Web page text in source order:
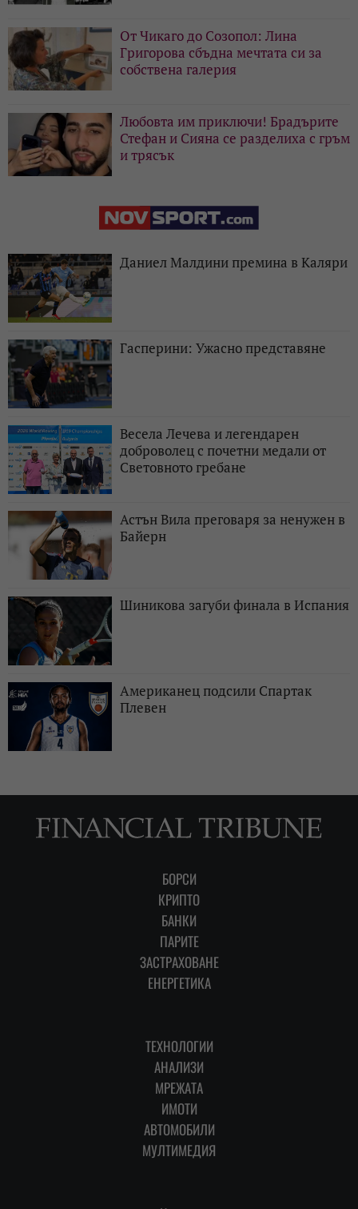
От Чикаго до Созопол: Лина
Григорова сбъдна мечтата си за
собствена галерия
Любовта им приключи! Брадърите
Стефан и Сияна се разделиха с гръм
и трясък
Даниел Малдини премина в Каляри
Гасперини: Ужасно представяне
Весела Лечева и легендарен
доброволец с почетни медали от
Световното гребане
Астън Вила преговаря за ненужен в
Байерн
Шиникова загуби финала в Испания
Американец подсили Спартак
Плевен
БОРСИ
КРИПТО
БАНКИ
ПАРИТЕ
ЗАСТРАХОВАНЕ
ЕНЕРГЕТИКА
ТЕХНОЛОГИИ
АНАЛИЗИ
МРЕЖАТА
ИМОТИ
АВТОМОБИЛИ
МУЛТИМЕДИЯ